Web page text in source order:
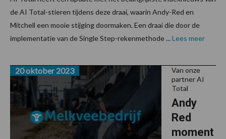
de AI Total-stieren tijdens deze draai, waarin Andy-Red en
Mitchell een mooie stijging doormaken. Een draai die door de
implementatie van de Single Step-rekenmethode ... Lees meer
Van onze
partner AI
Total
Andy
Red
moment
20 oktober 2023